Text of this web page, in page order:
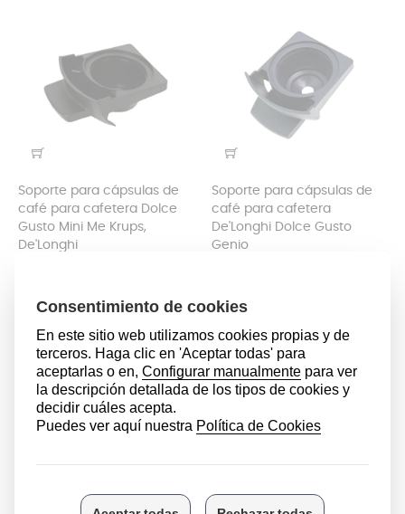
Soporte para cápsulas de
café para cafetera Dolce
Gusto Mini Me Krups,
De'Longhi
Soporte para cápsulas de
café para cafetera
De'Longhi Dolce Gusto
Genio